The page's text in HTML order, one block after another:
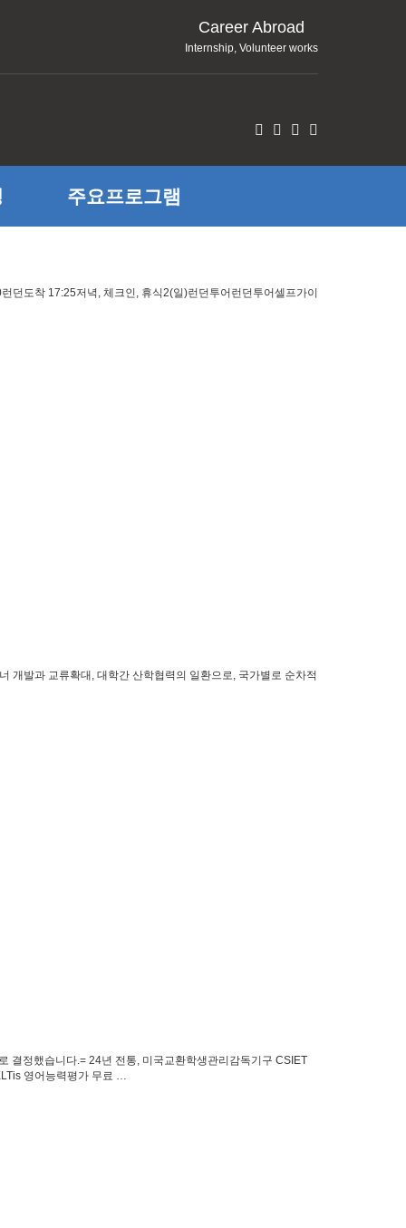
Career Abroad
Internship, Volunteer works
주요프로그램
도착 17:25저녁, 체크인, 휴식2(일)런던투어런던투어셀프가이
개발과 교류확대, 대학간 산학협력의 일환으로, 국가별로 순차적
결정했습니다.​= ​24년 전통, 미국교환학생관리감독기구 CSIET
영어능력평가 무료 …